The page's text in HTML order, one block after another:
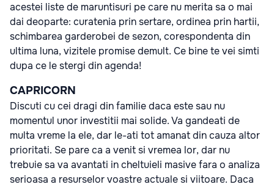
acestei liste de maruntisuri pe care nu merita sa o mai
dai deoparte: curatenia prin sertare, ordinea prin hartii,
schimbarea garderobei de sezon, corespondenta din
ultima luna, vizitele promise demult. Ce bine te vei simti
dupa ce le stergi din agenda!
CAPRICORN
Discuti cu cei dragi din familie daca este sau nu
momentul unor investitii mai solide. Va gandeati de
multa vreme la ele, dar le-ati tot amanat din cauza altor
prioritati. Se pare ca a venit si vremea lor, dar nu
trebuie sa va avantati in cheltuieli masive fara o analiza
serioasa a resurselor voastre actuale si viitoare. Daca